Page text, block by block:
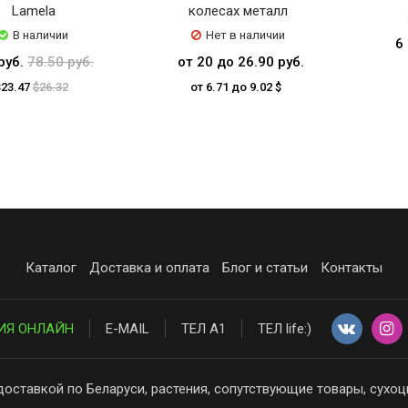
Lamela
В наличии
78.50 руб.
$26.32
колесах металл
Нет в наличии
от 20 до 26.90 руб.
от 6.71 до 9.02 $
6
Каталог Доставка и оплата Блог и статьи Контакты
ОНЛАЙН E-MAIL ТЕЛ А1 ТЕЛ life:)
по Беларуси, растения, сопутствующие товары,